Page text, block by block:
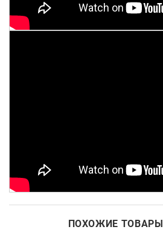
ПОХОЖИЕ ТОВАРЫ